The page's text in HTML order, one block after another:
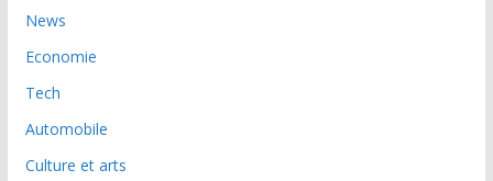
News
Economie
Tech
Automobile
Culture et arts